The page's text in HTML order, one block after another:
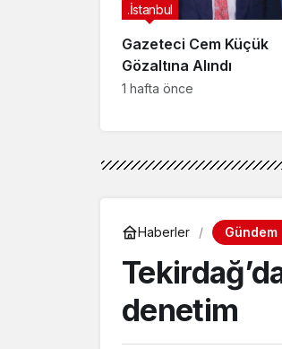
Gazeteci Cem Küçük
Gözaltına Alındı
.İstanbul
1 hafta önce
Haberler Gündem
denetim